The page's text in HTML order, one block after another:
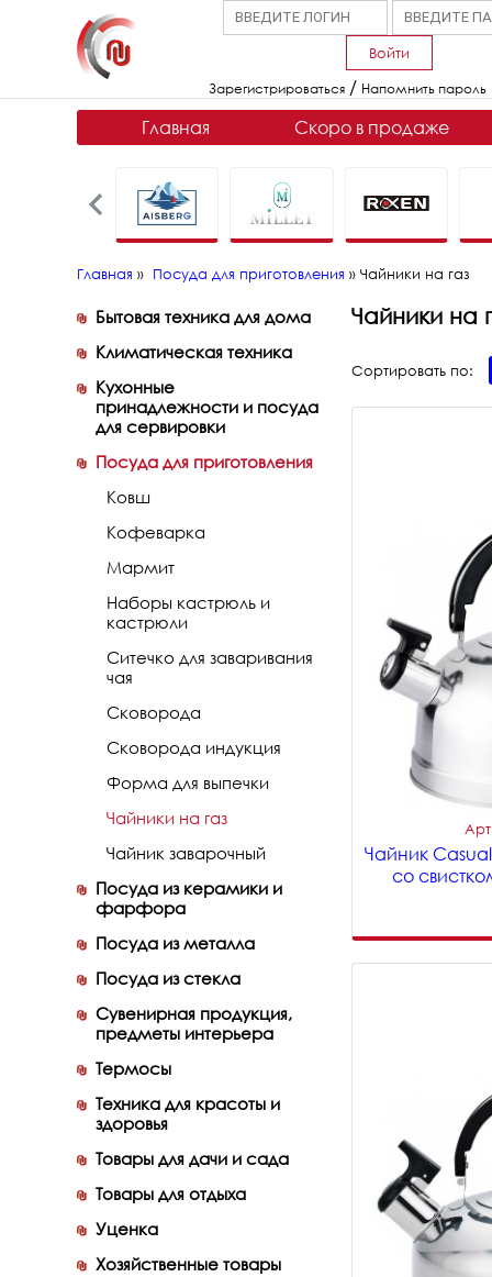
Войти
Зарегистрироваться / Напомнить пароль
Главная Скоро в продаже
Главная » Посуда для приготовления » Чайники на газ
Бытовая техника для дома
Климатическая техника
Кухонные
принадлежности и посуда
для сервировки
Посуда для приготовления
Ковш
Кофеварка
Мармит
Наборы кастрюль и
кастрюли
Ситечко для заваривания
чая
Сковорода
Сковорода индукция
Форма для выпечки
Чайники на газ
Чайник заварочный
Посуда из керамики и
фарфора
Посуда из металла
Посуда из стекла
Сувенирная продукция,
предметы интерьера
Термосы
Техника для красоты и
здоровья
Товары для дачи и сада
Товары для отдыха
Уценка
Хозяйственные товары
Чайники на
Сортировать по:
Чайник
со